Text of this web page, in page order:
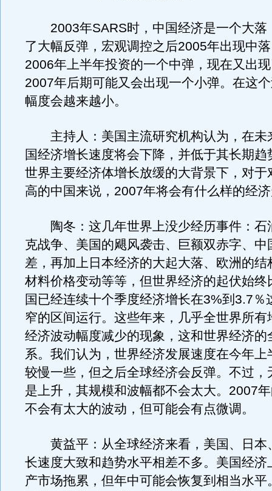
2003年SARS时，中国经济是一个大落
了大幅反弹，宏观调控之后2005年出现中
2006年上半年投资的一个中弹，现在又出
2007年后期可能又会出现一个小弹。在这
幅度会越来越小。
主持人：美国主流研究机构认为，在未
国经济增长速度将会下降，并低于其长期趋
世界主要经济体增长放缓的大背景下，对于
高的中国来说，2007年将会有什么样的经
陶冬：这几年世界上没少经历事件：石
克战争、美国的飓风袭击、巨额双赤字、中
差，再加上日本经济的大起大落、欧洲的结
材料价格变动等等，但世界经济的起伏始终
国已经连续十个季度经济增长在3%到3.7％
窄的区间运行。这些年来，几乎全世界所有
经济波动幅度减少的现象，这和世界经济的
系。我们认为，世界经济发展速度在今年上
较慢一些，但之后全球经济会反弹。不过，
是上升，其规模和波幅都不会太大。2007
不会有太大的波动，但可能会有点微调。
黄益平：从全球经济来看，美国、日本
长速度大致和趋势水平相差不多。美国经济
产市场拖累，但年中可能会恢复到相当水平